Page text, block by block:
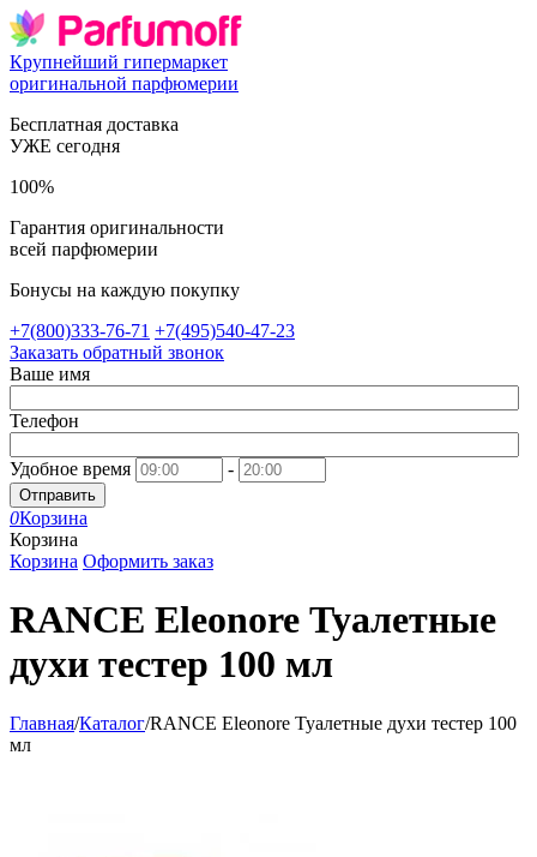
Крупнейший гипермаркет
оригинальной парфюмерии
Бесплатная доставка
УЖЕ сегодня
100%
Гарантия оригинальности
всей парфюмерии
Бонусы на каждую покупку
+7(800)333-76-71 +7(495)540-47-23
Заказать обратный звонок
Ваше имя
Телефон
Удобное время -
Отправить
0Корзина
Корзина
Корзина Оформить заказ
RANCE Eleonore Туалетные
духи тестер 100 мл
Главная/Каталог/RANCE Eleonore Туалетные духи тестер 100
мл